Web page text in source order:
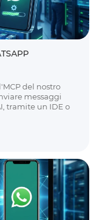
del nostro
messaggi
tramite un IDE o